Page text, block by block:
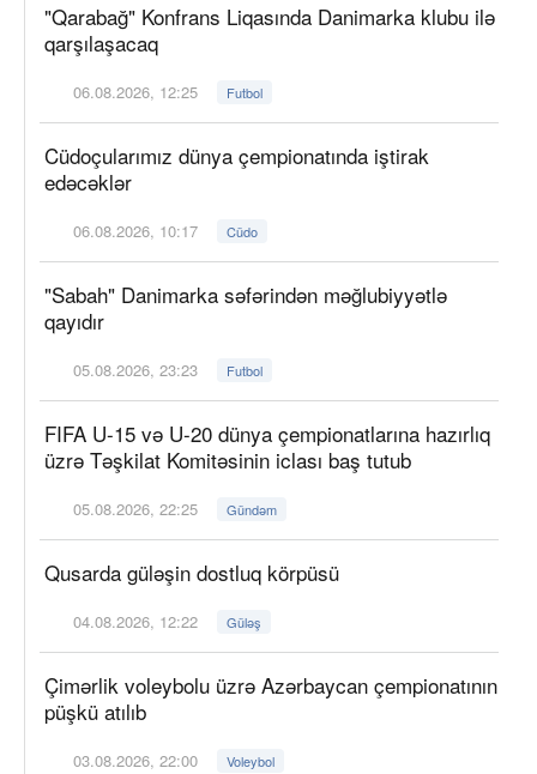
"Qarabağ" Konfrans Liqasında Danimarka klubu ilə
qarşılaşacaq
06.08.2026, 12:25 Futbol
Cüdoçularımız dünya çempionatında iştirak
edəcəklər
06.08.2026, 10:17 Cüdo
"Sabah" Danimarka səfərindən məğlubiyyətlə
qayıdır
05.08.2026, 23:23 Futbol
FIFA U-15 və U-20 dünya çempionatlarına hazırlıq
üzrə Təşkilat Komitəsinin iclası baş tutub
05.08.2026, 22:25 Gündəm
Qusarda güləşin dostluq körpüsü
04.08.2026, 12:22 Güləş
Çimərlik voleybolu üzrə Azərbaycan çempionatının
püşkü atılıb
03.08.2026, 22:00 Voleybol